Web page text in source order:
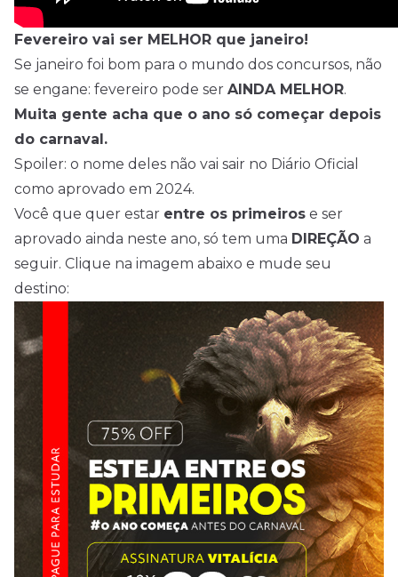
Fevereiro vai ser MELHOR que janeiro!
Se janeiro foi bom para o mundo dos concursos, não
se engane: fevereiro pode ser AINDA MELHOR.
Muita gente acha que o ano só começar depois
do carnaval.
Spoiler: o nome deles não vai sair no Diário Oficial
como aprovado em 2024.
Você que quer estar entre os primeiros e ser
aprovado ainda neste ano, só tem uma DIREÇÃO a
seguir. Clique na imagem abaixo e mude seu
destino: